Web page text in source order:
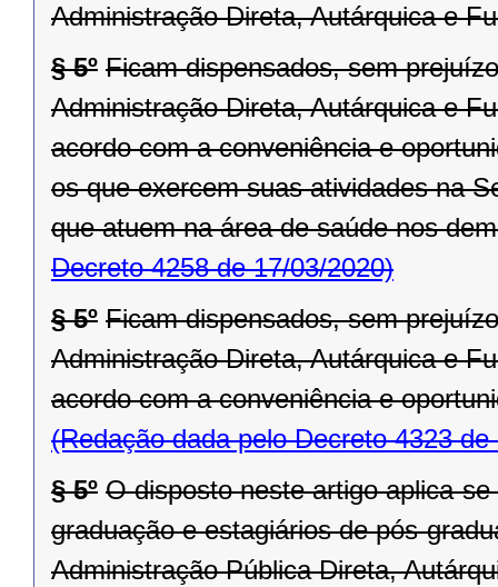
Administração Direta, Autárquica e
§ 5º Ficam dispensados, sem
Administração Direta, Autárquica e
acordo com a conveniência e
os que exercem suas atividades na
que atuem na área de saúde nos
Decreto 4258 de 17/03/2020)
§ 5º Ficam dispensados, sem
Administração Direta, Autárquica e
acordo com a conveniência e
(Redação dada pelo Decreto 4323 de
§ 5º O disposto neste artigo aplica-
graduação e estagiários de pós-
Administração Pública Direta,